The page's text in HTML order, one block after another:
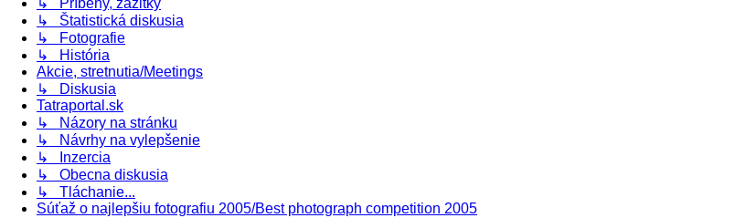
↳ Príbehy, zážitky
↳ Štatistická diskusia
↳ Fotografie
↳ História
Akcie, stretnutia/Meetings
↳ Diskusia
Tatraportal.sk
↳ Názory na stránku
↳ Návrhy na vylepšenie
↳ Inzercia
↳ Obecna diskusia
↳ Tláchanie...
Súťaž o najlepšiu fotografiu 2005/Best photograph competition 2005